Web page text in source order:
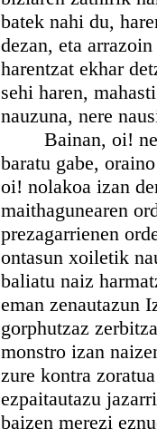
batek nahi du,
dezan, eta
harentzat ekhar
sehi haren,
nauzuna, nere
Bainan, oi! nere
baratu gabe,
oi! nolakoa izan
maithagunearen
prezagarrienen
ontasun xoiletik
baliatu naiz
eman zenautazun
gorphutzaz
monstro izan
zure kontra
ezpaitautazu
baizen merezi